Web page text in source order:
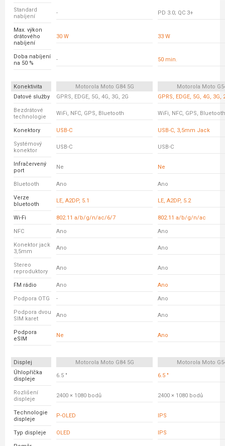
Standard
nabíjení
- PD 3.0; QC 3+
Max. výkon
drátového
nabíjení
30 W 33 W
Doba nabíjení
na 50 %
- 50 min.
Konektivita Motorola Moto G84 5G
Motorola Moto
Datové služby
GPRS, EDGE, 5G, 4G, 3G, 2G GPRS, EDGE, 5G, 4G, 3G,
Bezdrátové
technologie
WiFi, NFC, GPS, Bluetooth WiFi, NFC, GPS, Bluetooth
Konektory USB-C USB-C, 3,5mm Jack
Systémový
konektor
USB-C USB-C
Infračervený
port
Ne Ne
Bluetooth Ano Ano
Verze
bluetooth
LE, A2DP, 5.1 LE, A2DP, 5.2
Wi-Fi 802.11 a/b/g/n/ac/6/7 802.11 a/b/g/n/ac
NFC Ano Ano
Konektor jack
3,5mm
Ano Ano
Stereo
reproduktory
Ano Ano
FM rádio Ano Ano
Podpora OTG - Ano
Podpora dvou
SIM karet
Ano Ano
Podpora
eSIM
Ne Ano
Displej Motorola Moto G84 5G
Motorola Moto
Úhlopříčka
displeje
6.5 " 6.5 "
Rozlišení
displeje
2400 × 1080 bodů 2400 × 1080 bodů
Technologie
displeje
P-OLED IPS
Typ displeje OLED IPS